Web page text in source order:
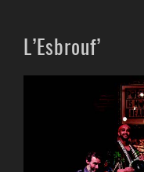
L’Esbrouf’